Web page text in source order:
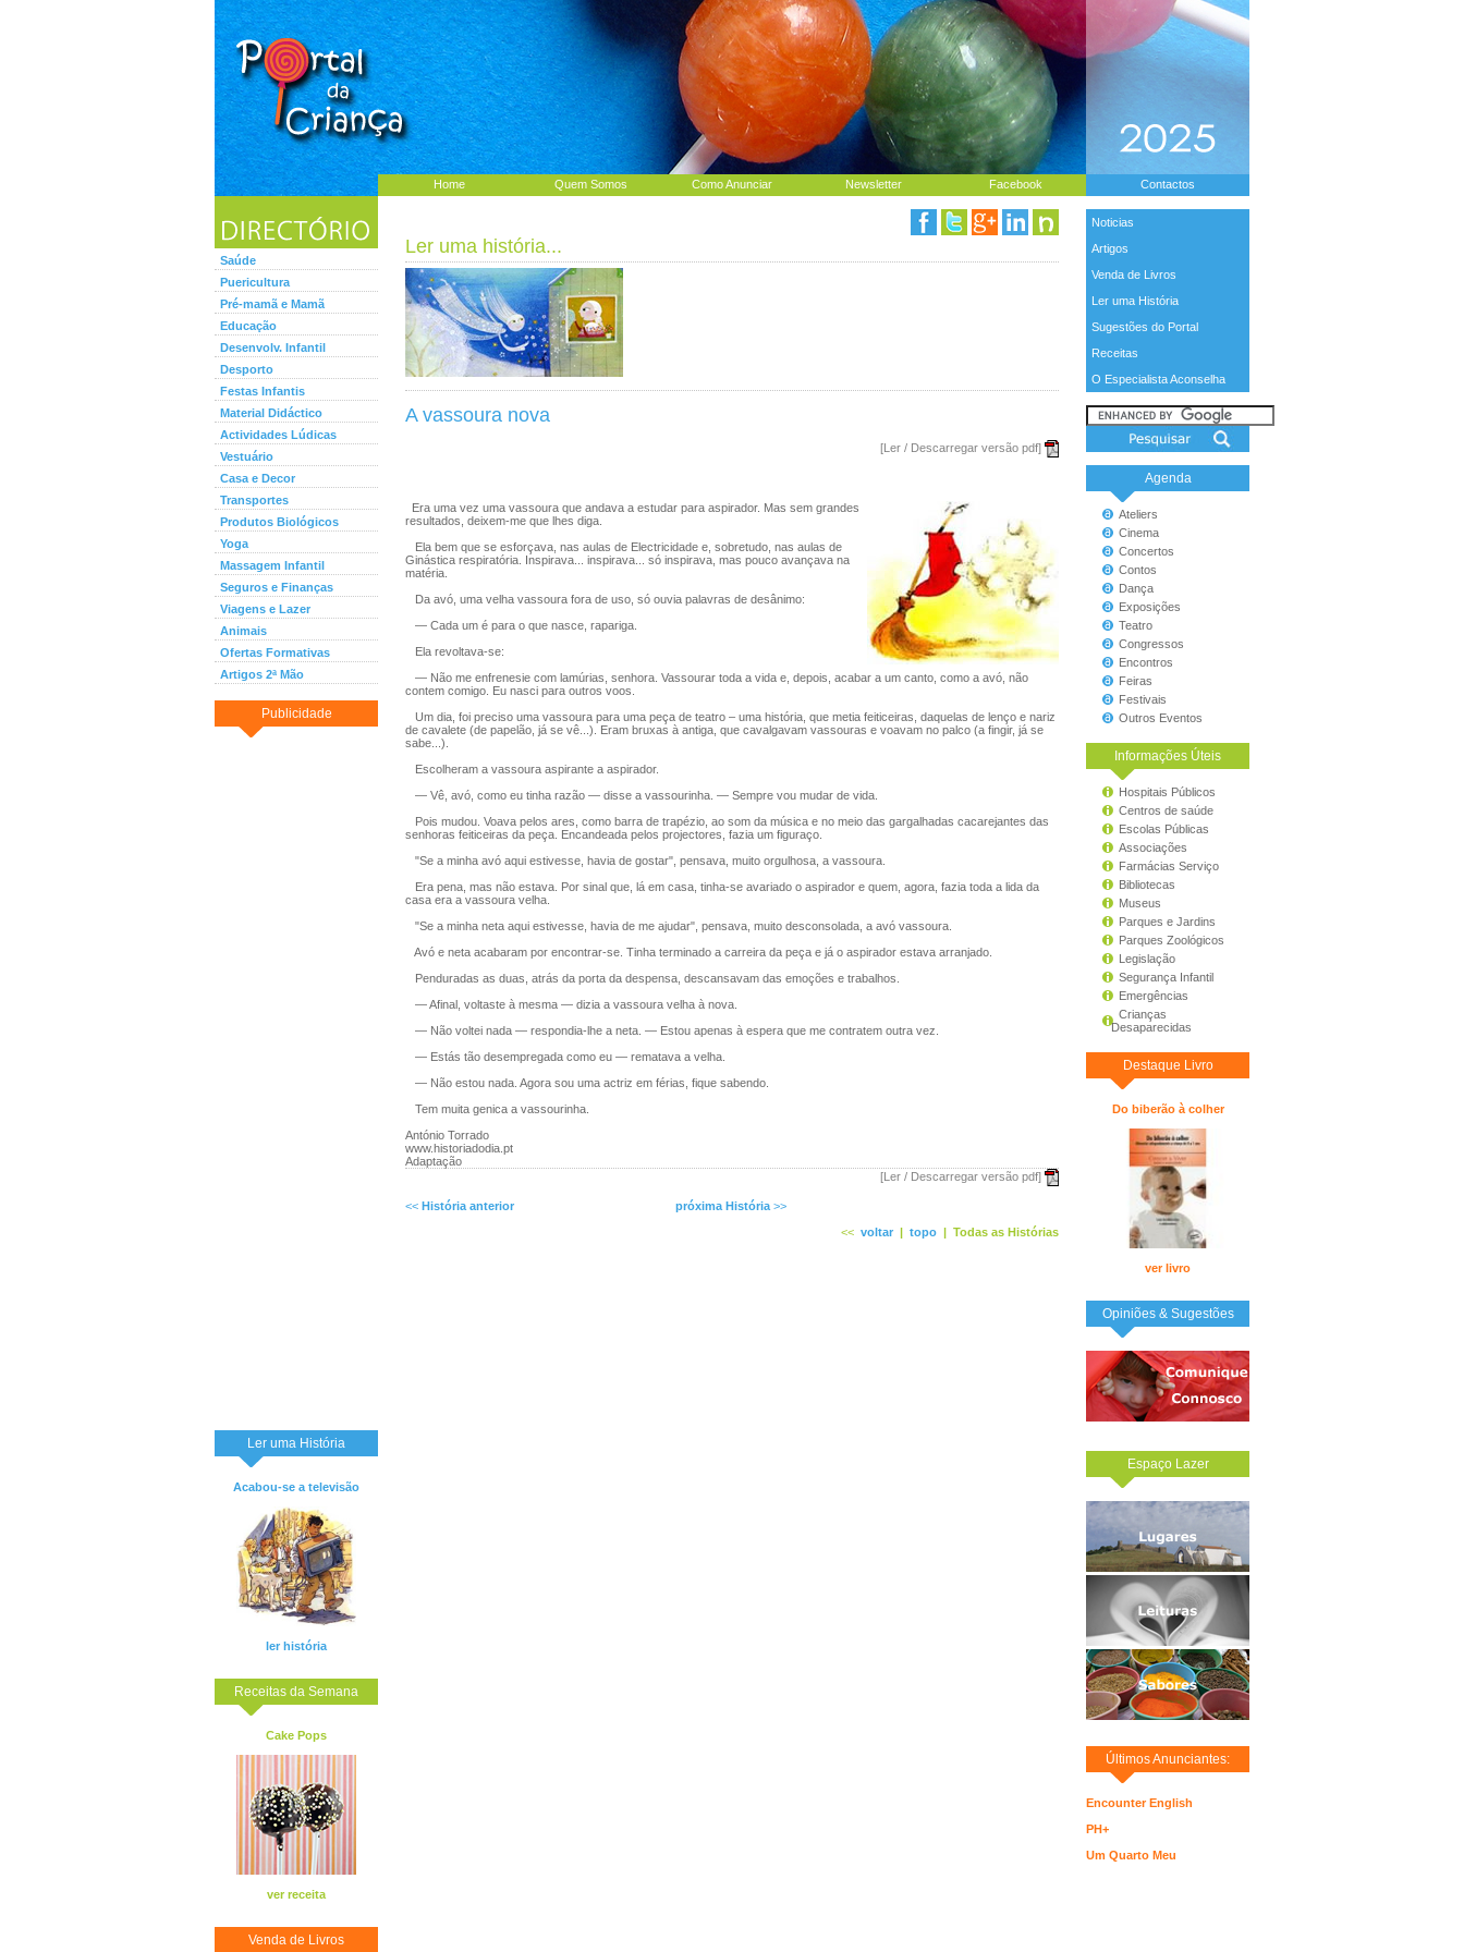
Home Quem Somos Como Anunciar Newsletter Facebook Contactos
Saúde
Puericultura
Pré-mamã e Mamã
Educação
Desenvolv. Infantil
Desporto
Festas Infantis
Material Didáctico
Actividades Lúdicas
Vestuário
Casa e Decor
Transportes
Produtos Biológicos
Yoga
Massagem Infantil
Seguros e Finanças
Viagens e Lazer
Animais
Ofertas Formativas
Artigos 2ª Mão
Publicidade
Ler uma História
Acabou-se a televisão
ler história
Receitas da Semana
Cake Pops
ver receita
Venda de Livros
Noticias
Artigos
Venda de Livros
Ler uma História
Sugestões do Portal
Receitas
O Especialista Aconselha
Agenda
Ateliers
Cinema
Concertos
Contos
Dança
Exposições
Teatro
Congressos
Encontros
Feiras
Festivais
Outros Eventos
Informações Úteis
Hospitais Públicos
Centros de saúde
Escolas Públicas
Associações
Farmácias Serviço
Bibliotecas
Museus
Parques e Jardins
Parques Zoológicos
Legislação
Segurança Infantil
Emergências
Crianças
Desaparecidas
Destaque Livro
Do biberão à colher
ver livro
Opiniões & Sugestões
Espaço Lazer
Últimos Anunciantes:
Encounter English
PH+
Um Quarto Meu
Ler uma história...
A vassoura nova
[Ler / Descarregar versão pdf]
Era uma vez uma vassoura que andava a estudar para aspirador. Mas sem grandes
resultados, deixem-me que lhes diga.
Ela bem que se esforçava, nas aulas de Electricidade e, sobretudo, nas aulas de
Ginástica respiratória. Inspirava... inspirava... só inspirava, mas pouco avançava na
matéria.
Da avó, uma velha vassoura fora de uso, só ouvia palavras de desânimo:
— Cada um é para o que nasce, rapariga.
Ela revoltava-se:
— Não me enfrenesie com lamúrias, senhora. Vassourar toda a vida e, depois, acabar a um canto, como a avó, não
contem comigo. Eu nasci para outros voos.
Um dia, foi preciso uma vassoura para uma peça de teatro – uma história, que metia feiticeiras, daquelas de lenço e nariz
de cavalete (de papelão, já se vê...). Eram bruxas à antiga, que cavalgavam vassouras e voavam no palco (a fingir, já se
sabe...).
Escolheram a vassoura aspirante a aspirador.
— Vê, avó, como eu tinha razão — disse a vassourinha. — Sempre vou mudar de vida.
Pois mudou. Voava pelos ares, como barra de trapézio, ao som da música e no meio das gargalhadas cacarejantes das
senhoras feiticeiras da peça. Encandeada pelos projectores, fazia um figuraço.
"Se a minha avó aqui estivesse, havia de gostar", pensava, muito orgulhosa, a vassoura.
Era pena, mas não estava. Por sinal que, lá em casa, tinha-se avariado o aspirador e quem, agora, fazia toda a lida da
casa era a vassoura velha.
"Se a minha neta aqui estivesse, havia de me ajudar", pensava, muito desconsolada, a avó vassoura.
Avó e neta acabaram por encontrar-se. Tinha terminado a carreira da peça e já o aspirador estava arranjado.
Penduradas as duas, atrás da porta da despensa, descansavam das emoções e trabalhos.
— Afinal, voltaste à mesma — dizia a vassoura velha à nova.
— Não voltei nada — respondia-lhe a neta. — Estou apenas à espera que me contratem outra vez.
— Estás tão desempregada como eu — rematava a velha.
— Não estou nada. Agora sou uma actriz em férias, fique sabendo.
Tem muita genica a vassourinha.
António Torrado
www.historiadodia.pt
Adaptação
[Ler / Descarregar versão pdf]
<< História anterior próxima História >>
<< voltar | topo | Todas as Histórias